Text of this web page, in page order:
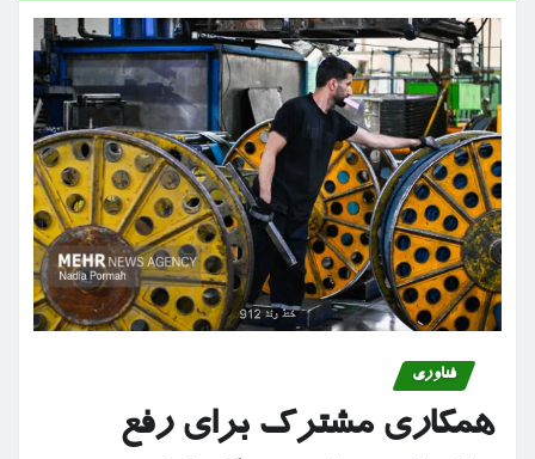
فناوری
همکاری مشترک برای رفع